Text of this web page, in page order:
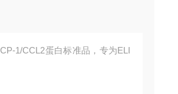
1/CCL2蛋白标准品，专为ELI